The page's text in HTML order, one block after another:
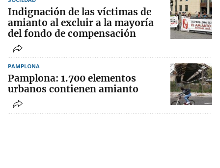
Indignación de las víctimas de
amianto al excluir a la mayoría
del fondo de compensación
PAMPLONA
Pamplona: 1.700 elementos
urbanos contienen amianto